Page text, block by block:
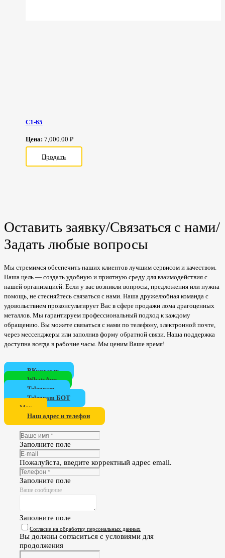
С1-65
Цена: 7,000.00 ₽
Продать
Оставить заявку/Связаться с нами/
Задать любые вопросы
Мы стремимся обеспечить наших клиентов лучшим сервисом и качеством.
Наша цель — создать удобную и приятную среду для взаимодействия с
нашей организацией. Если у вас возникли вопросы, предложения или нужна
помощь, не стесняйтесь связаться с нами. Наша дружелюбная команда с
удовольствием проконсультирует Вас в сфере продажи лома драгоценных
металлов. Мы гарантируем профессиональный подход к каждому
обращению. Вы можете связаться с нами по телефону, электронной почте,
через мессенджеры или заполнив форму обратной связи. Наша поддержка
доступна всегда в рабочие часы. Мы ценим Ваше время!
ВКонтакте
WhatsApp
Telegram
Telegram БОТ
Мах
Наш адрес и телефон
Заполните поле
Пожалуйста, введите корректный адрес email.
Заполните поле
Ваше сообщение
Заполните поле
Согласие на обработку персональных данных
Вы должны согласиться с условиями для
продолжения